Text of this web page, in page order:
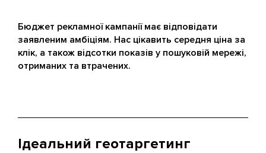
Бюджет рекламної кампанії має відповідати
заявленим амбіціям. Нас цікавить середня ціна за
клік, а також відсотки показів у пошуковій мережі,
отриманих та втрачених.
Ідеальний геотаргетинг